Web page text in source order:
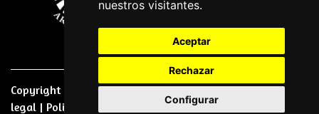
nuestros visitantes.
Aceptar
Rechazar
Configurar
Copyright © 2026 | Powered byCCNorte Desarrollo|Nota
legal | Politica de privacidade